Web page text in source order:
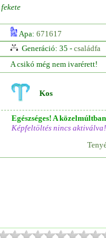
fekete
Apa: 671617
Generáció: 35 - családfa
A csikó még nem ivarérett!
Kos
Egészséges! A
Képfeltöltés nincs aktiválva!